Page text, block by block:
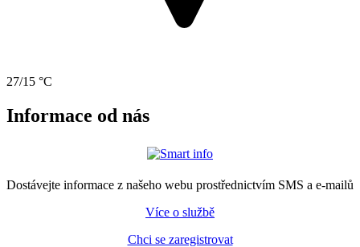
27/15 °C
Informace od nás
Dostávejte informace z našeho webu prostřednictvím SMS a e-mailů
Více o službě
Chci se zaregistrovat